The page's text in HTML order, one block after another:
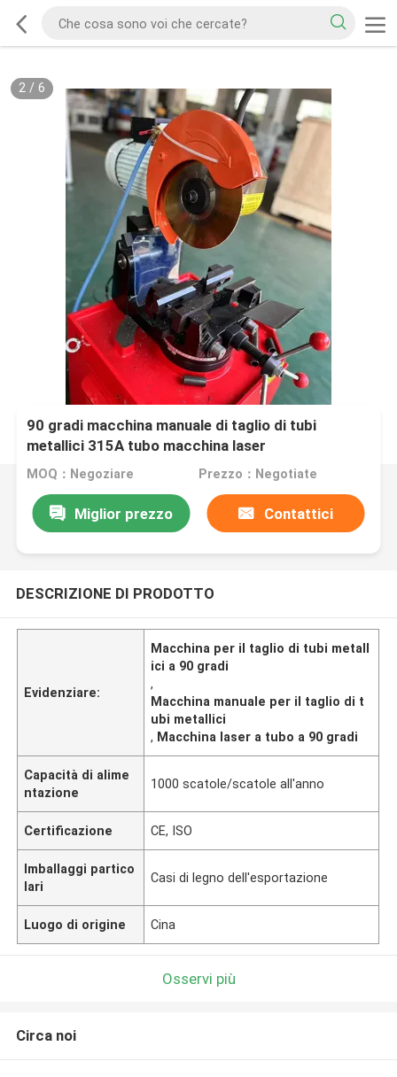
2/ 6
90 gradi macchina manuale di taglio di tubi
metallici 315A tubo macchina laser
MOQ：Negoziare Prezzo：Negotiate
Miglior prezzo Contattici
DESCRIZIONE DI PRODOTTO
Evidenziare:
Macchina per il taglio di tubi metall
ici a 90 gradi
,
Macchina manuale per il taglio di t
ubi metallici
, Macchina laser a tubo a 90 gradi
Capacità di alime
ntazione
1000 scatole/scatole all'anno
Certificazione CE, ISO
Imballaggi partico
lari
Casi di legno dell'esportazione
Luogo di origine Cina
Osservi più
Circa noi